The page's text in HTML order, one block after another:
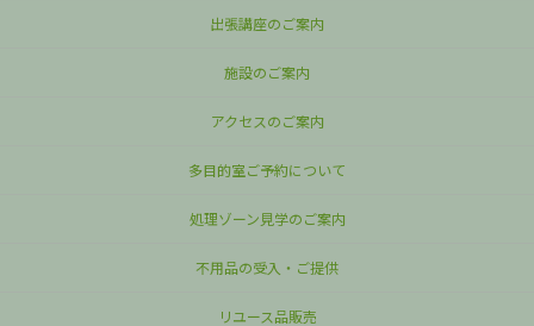
出張講座のご案内
施設のご案内
アクセスのご案内
多目的室ご予約について
処理ゾーン見学のご案内
不用品の受入・ご提供
リユース品販売